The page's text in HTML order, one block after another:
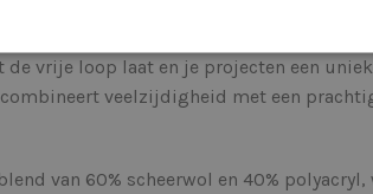
deze Lana Grossa Gomitolo Fusione
vrije loop laat en je projecten een
veelzijdigheid met een
van 60% scheerwol en 40%